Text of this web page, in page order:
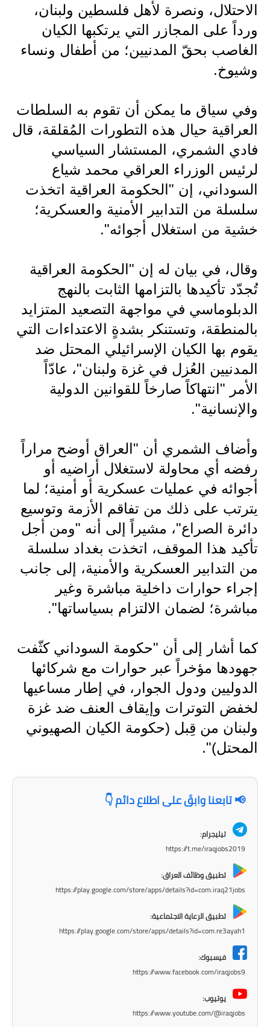
صحة وطب
فن ومشاهير
العامة
الاحتلال، ونصرة لأهل فلسطين ولبنان،
ورداً على المجازر التي يرتكبها الكيان
الغاصب بحقّ المدنيين؛ من أطفال ونساء
وشيوخ.
وفي سياق ما يمكن أن تقوم به السلطات
العراقية حيال هذه التطورات المُقلقة، قال
فادي الشمري، المستشار السياسي
لرئيس الوزراء العراقي محمد شياع
السوداني، إن "الحكومة العراقية اتخذت
سلسلة من التدابير الأمنية والعسكرية؛
خشية من استغلال أجوائه".
وقال، في بيان له إن "الحكومة العراقية
تُجدّد تأكيدها بالتزامها الثابت بالنهج
الدبلوماسي في مواجهة التصعيد المتزايد
بالمنطقة، وتستنكر بشدةٍ الاعتداءات التي
يقوم بها الكيان الإسرائيلي المحتل ضد
المدنيين العُزل في غزة ولبنان"، عادّاً
الأمر "انتهاكاً صارخاً للقوانين الدولية
والإنسانية".
وأضاف الشمري أن "العراق أوضح مراراً
رفضه أي محاولة لاستغلال أراضيه أو
أجوائه في عمليات عسكرية أو أمنية؛ لما
يترتب على ذلك من تفاقم الأزمة وتوسيع
دائرة الصراع"، مشيراً إلى أنه "ومن أجل
تأكيد هذا الموقف، اتخذت بغداد سلسلة
من التدابير العسكرية والأمنية، إلى جانب
إجراء حوارات داخلية مباشرة وغير
مباشرة؛ لضمان الالتزام بسياساتها".
كما أشار إلى أن "حكومة السوداني كثّفت
جهودها مؤخراً عبر حوارات مع شركائها
الدوليين ودول الجوار، في إطار مساعيها
لخفض التوترات وإيقاف العنف ضد غزة
ولبنان من قِبل (حكومة الكيان الصهيوني
المحتل)".
📢 تابعنا وابقَ على اطلاع دائم 👇
تيليجرام:
https://t.me/iraqjobs2019
تطبيق وظائف العراق:
https://play.google.com/store/apps/details?id=com.iraq21jobs
تطبيق الرعاية الاجتماعية:
https://play.google.com/store/apps/details?id=com.re3ayah1
فيسبوك:
https://www.facebook.com/iraqjobs9
يوتيوب:
https://www.youtube.com/@iraqjobs